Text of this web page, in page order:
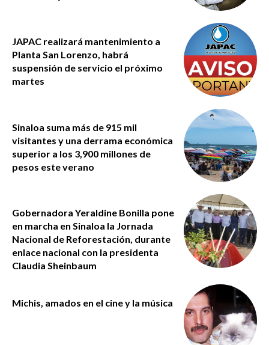
JAPAC realizará mantenimiento a
Planta San Lorenzo, habrá
suspensión de servicio el próximo
martes
Sinaloa suma más de 915 mil
visitantes y una derrama económica
superior a los 3,900 millones de
pesos este verano
Gobernadora Yeraldine Bonilla pone
en marcha en Sinaloa la Jornada
Nacional de Reforestación, durante
enlace nacional con la presidenta
Claudia Sheinbaum
Michis, amados en el cine y la música